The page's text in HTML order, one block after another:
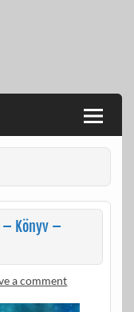
Könyv –
a comment